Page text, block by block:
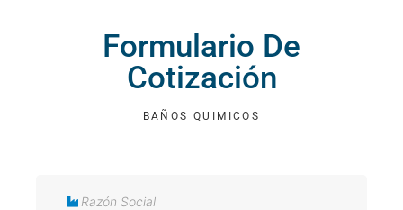
Formulario De
Cotización
BAÑOS QUIMICOS